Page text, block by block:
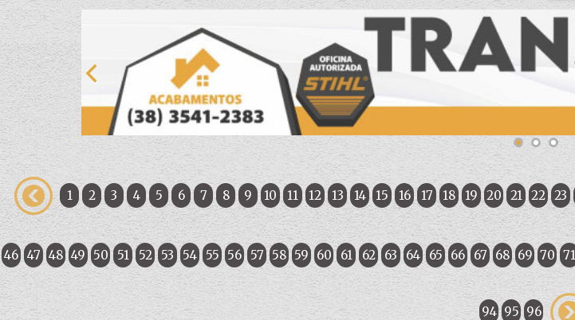
1 2 3 4 5 6 7 8 9 10 11 12 13 14 15 16 17 18 19 20 21 22 23
46 47 48 49 50 51 52 53 54 55 56 57 58 59 60 61 62 63 64 65 66 67 68 69 70 71
94 95 96